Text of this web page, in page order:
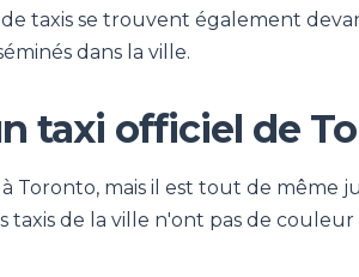
taxis se trouvent également
dans la ville.
taxi officiel de
Toronto, mais il est tout de même
taxis de la ville n'ont pas de